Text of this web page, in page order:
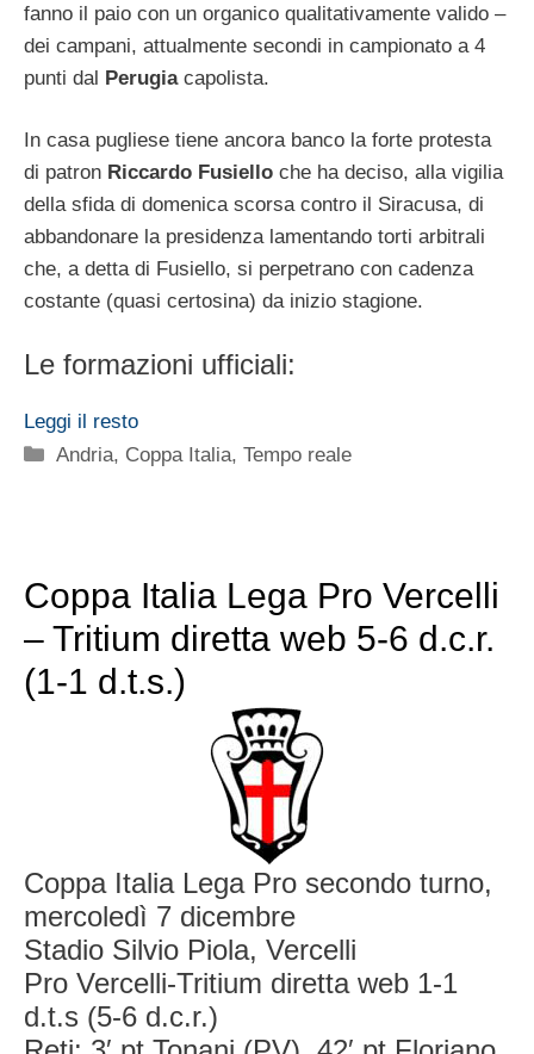
fanno il paio con un organico qualitativamente valido –
dei campani, attualmente secondi in campionato a 4
punti dal Perugiacapolista.
In casa pugliese tiene ancora banco la forte protesta
di patron Riccardo Fusiello che ha deciso, alla vigilia
della sfida di domenica scorsa contro il Siracusa, di
abbandonare la presidenza lamentando torti arbitrali
che, a detta di Fusiello, si perpetrano con cadenza
costante (quasi certosina) da inizio stagione.
Le formazioni ufficiali:
Leggi il resto
Categorie
Andria, Coppa Italia,Tempo reale
Coppa Italia Lega Pro Vercelli
– Tritium diretta web 5-6 d.c.r.
(1-1 d.t.s.)
Coppa Italia Lega Pro secondo turno,
mercoledì 7 dicembre
Stadio Silvio Piola, Vercelli
Pro Vercelli-Tritium diretta web 1-1
d.t.s (5-6 d.c.r.)